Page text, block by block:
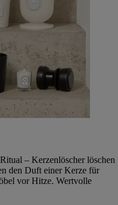
– Kerzenlöscher löschen
den Duft einer Kerze für
vor Hitze. Wertvolle